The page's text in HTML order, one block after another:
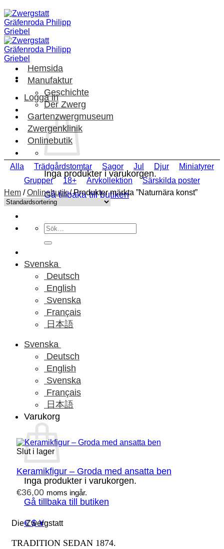
Skip
to
content
Logga in
Inga produkter i varukorgen.
Gå tillbaka till butiken
Sök
efter:
Svenska
Deutsch
English
Svenska
Français
日本語
Svenska
Deutsch
English
Svenska
Français
日本語
Varukorg
Inga produkter i varukorgen.
Gå tillbaka till butiken
€ $ ¥
Hemsida
Manufaktur
Geschichte
Der Zwerg
Gartenzwergmuseum
Zwergenklinik
Onlinebutik
Alla Trädgårdstomtar Sagor Jul Djur
Miniatyrer
Grupper
18+ Arvkollektion
Särskilda poster
Hem / Onlinebutik /Produkter märkta ”Naturnära konst”
Slut i lager
Keramikfigur – Groda med ansatta ben
€36,00 moms ingår.
Die Zwergstatt
TRADITION SEDAN 1874.